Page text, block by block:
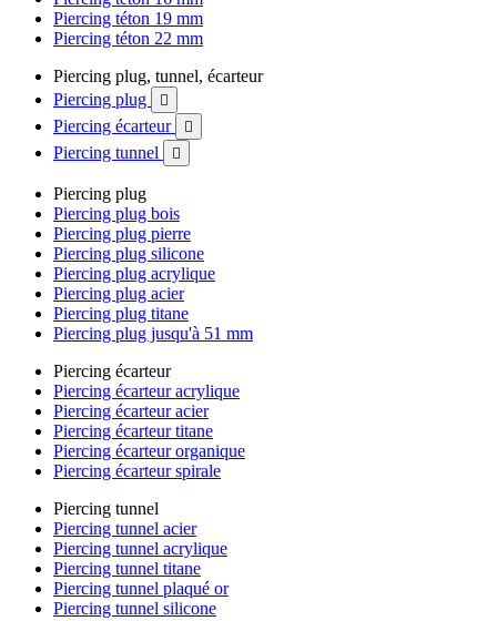
Piercing téton 19 mm
Piercing téton 22 mm
Piercing plug, tunnel, écarteur
Piercing plug

Piercing écarteur 
Piercing tunnel 
Piercing plug
Piercing plug bois
Piercing plug pierre
Piercing plug silicone
Piercing plug acrylique
Piercing plug acier
Piercing plug titane
Piercing plug jusqu'à 51 mm
Piercing écarteur
Piercing écarteur acrylique
Piercing écarteur acier
Piercing écarteur titane
Piercing écarteur organique
Piercing écarteur spirale
Piercing tunnel
Piercing tunnel acier
Piercing tunnel acrylique
Piercing tunnel titane
Piercing tunnel plaqué or
Piercing tunnel silicone